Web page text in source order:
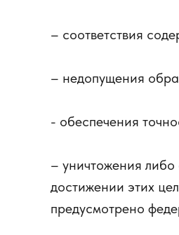
– соответствия
– недопущения
- обеспечения
– уничтожения
достижении этих
предусмотрено